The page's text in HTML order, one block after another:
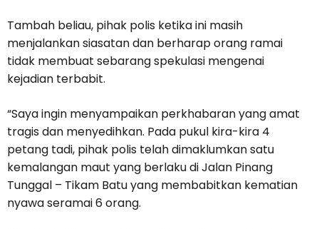
Tambah beliau, pihak polis ketika ini masih
menjalankan siasatan dan berharap orang ramai
tidak membuat sebarang spekulasi mengenai
kejadian terbabit.
“Saya ingin menyampaikan perkhabaran yang amat
tragis dan menyedihkan. Pada pukul kira-kira 4
petang tadi, pihak polis telah dimaklumkan satu
kemalangan maut yang berlaku di Jalan Pinang
Tunggal – Tikam Batu yang membabitkan kematian
nyawa seramai 6 orang.